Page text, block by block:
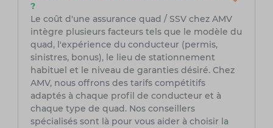
?
Le coût d'une assurance quad / SSV chez AMV
intègre plusieurs facteurs tels que le modèle du
quad, l'expérience du conducteur (permis,
sinistres, bonus), le lieu de stationnement
habituel et le niveau de garanties désiré. Chez
AMV, nous offrons des tarifs compétitifs
adaptés à chaque profil de conducteur et à
chaque type de quad. Nos conseillers
spécialisés sont là pour vous aider à choisir la